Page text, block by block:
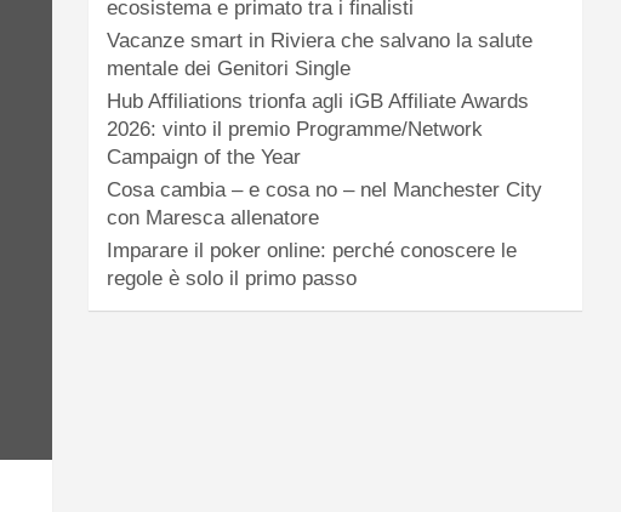
ecosistema e primato tra i finalisti
Vacanze smart in Riviera che salvano la salute
mentale dei Genitori Single
Hub Affiliations trionfa agli iGB Affiliate Awards
2026: vinto il premio Programme/Network
Campaign of the Year
Cosa cambia – e cosa no – nel Manchester City
con Maresca allenatore
Imparare il poker online: perché conoscere le
regole è solo il primo passo